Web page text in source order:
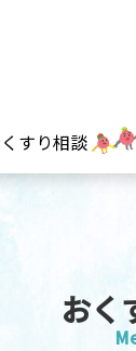
すり相談
おく